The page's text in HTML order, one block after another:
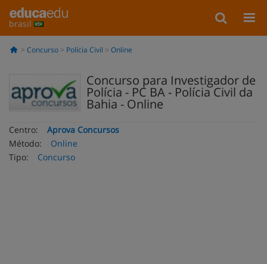
brasil
Concurso Polícia Civil Online
Concurso para Investigador de
Polícia - PC BA - Polícia Civil da
Bahia - Online
Centro:
Aprova Concursos
Método:
Online
Tipo:
Concurso